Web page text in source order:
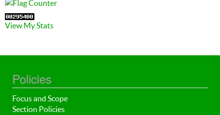
View My Stats
Policies
Focus and Scope
Section Policies